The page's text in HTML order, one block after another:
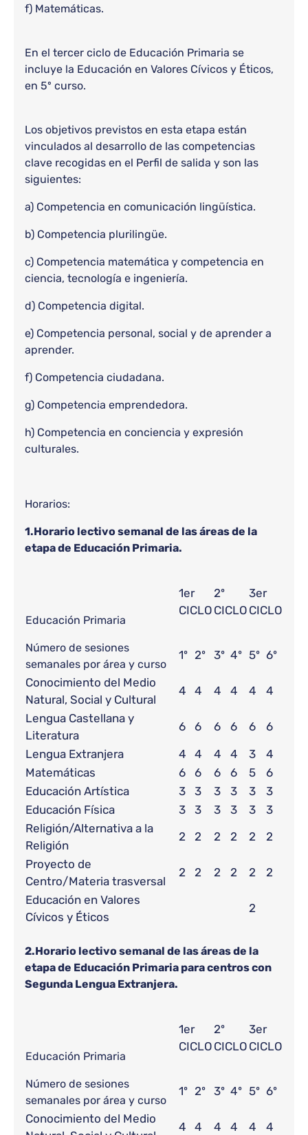
f) Matemáticas.
En el tercer ciclo de Educación Primaria se
incluye la Educación en Valores Cívicos y Éticos,
en 5º curso.
Los objetivos previstos en esta etapa están
vinculados al desarrollo de las competencias
clave recogidas en el Perfil de salida y son las
siguientes:
a) Competencia en comunicación lingüística.
b) Competencia plurilingüe.
c) Competencia matemática y competencia en
ciencia, tecnología e ingeniería.
d) Competencia digital.
e) Competencia personal, social y de aprender a
aprender.
f) Competencia ciudadana.
g) Competencia emprendedora.
h) Competencia en conciencia y expresión
culturales.
Horarios:
1.Horario lectivo semanal de las áreas de la
etapa de Educación Primaria.
Educación Primaria
Número de sesiones
semanales por área y curso
1er
CICLO
2º
CICLO
3er
CICLO
1º 2º 3º 4º 5º 6º
Conocimiento del Medio
Natural, Social y Cultural
4 4 4 4 4
4
Lengua Castellana y
Literatura
6 6 6 6 6
6
Lengua Extranjera
4 4 4 4 3
4
Matemáticas
6 6 6 6 5
6
Educación Artística
3 3 3 3 3
3
Educación Física
3 3 3 3 3
3
Religión/Alternativa a la
Religión
2 2 2 2 2
2
Proyecto de
Centro/Materia trasversal
2 2 2 2 2
2
Educación en Valores
Cívicos y Éticos
2
2.Horario lectivo semanal de las áreas de la
etapa de Educación Primaria para centros con
Segunda Lengua Extranjera.
Educación Primaria
Número de sesiones
semanales por área y curso
1er
CICLO
2º
CICLO
3er
CICLO
1º 2º 3º 4º 5º 6º
Conocimiento del Medio
4 4 4 4 4 4